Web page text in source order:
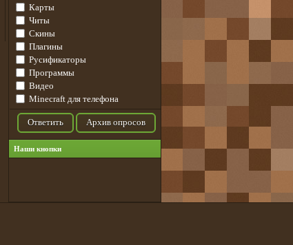
Карты
Читы
Скины
Плагины
Русификаторы
Программы
Видео
Minecraft для телефона
Ответить Архив опросов
Наши кнопки